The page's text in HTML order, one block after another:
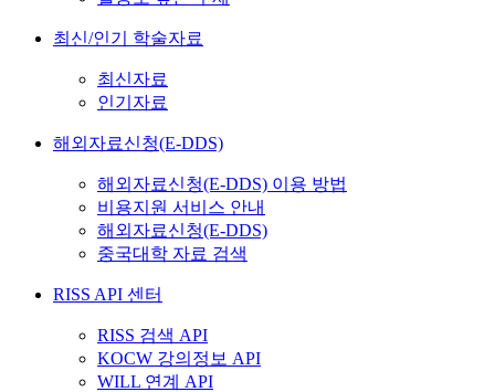
최신/인기 학술자료
최신자료
인기자료
해외자료신청(E-DDS)
해외자료신청(E-DDS) 이용 방법
비용지원 서비스 안내
해외자료신청(E-DDS)
중국대학 자료 검색
RISS API 센터
RISS 검색 API
KOCW 강의정보 API
WILL 연계 API